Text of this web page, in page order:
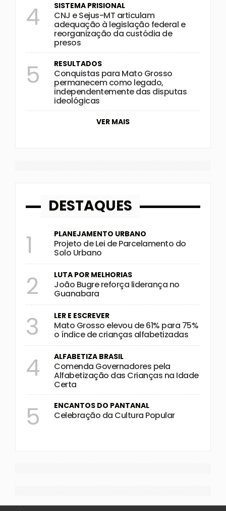
4 SISTEMA PRISIONAL
CNJ e Sejus-MT articulam
adequação à legislação federal e
reorganização da custódia de
presos
5 RESULTADOS
Conquistas para Mato Grosso
permanecem como legado,
independentemente das disputas
ideológicas
VER MAIS
DESTAQUES
1 PLANEJAMENTO URBANO
Projeto de Lei de Parcelamento do
Solo Urbano
2 LUTA POR MELHORIAS
João Bugre reforça liderança no
Guanabara
3 LER E ESCREVER
Mato Grosso elevou de 61% para 75%
o índice de crianças alfabetizadas
4 ALFABETIZA BRASIL
Comenda Governadores pela
Alfabetização das Crianças na Idade
Certa
5 ENCANTOS DO PANTANAL
Celebração da Cultura Popular